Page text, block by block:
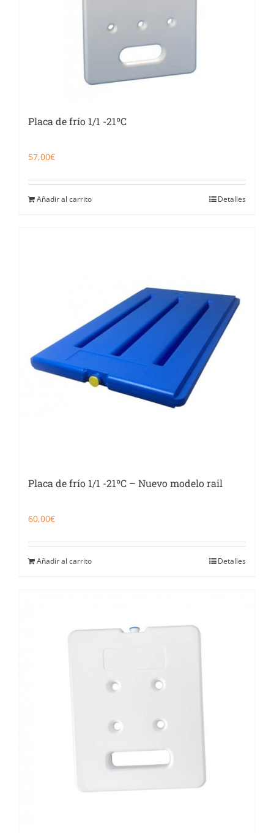
Placa de frío 1/1 -21ºC
57,00€
Añadir al carrito Detalles
Placa de frío 1/1 -21ºC – Nuevo modelo rail
60,00€
Añadir al carrito Detalles